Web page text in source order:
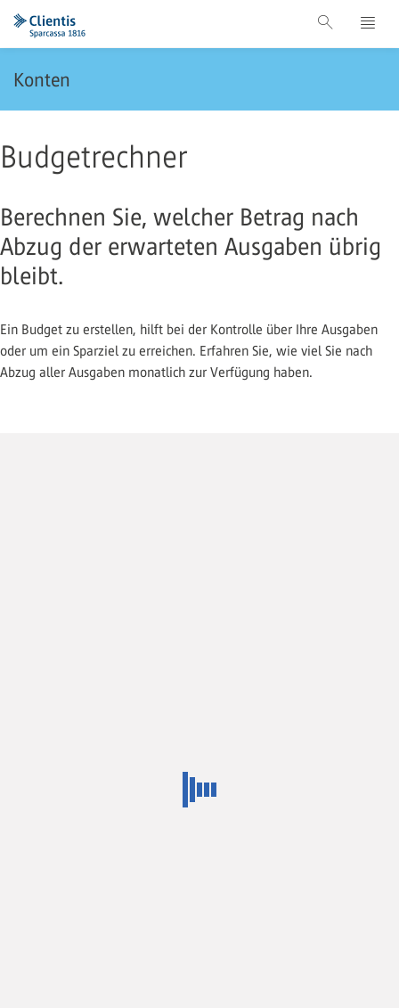
Konten
Budgetrechner
Berechnen Sie, welcher Betrag nach
Abzug der erwarteten Ausgaben übrig
bleibt.
Ein Budget zu erstellen, hilft bei der Kontrolle über Ihre Ausgaben
oder um ein Sparziel zu erreichen. Erfahren Sie, wie viel Sie nach
Abzug aller Ausgaben monatlich zur Verfügung haben.